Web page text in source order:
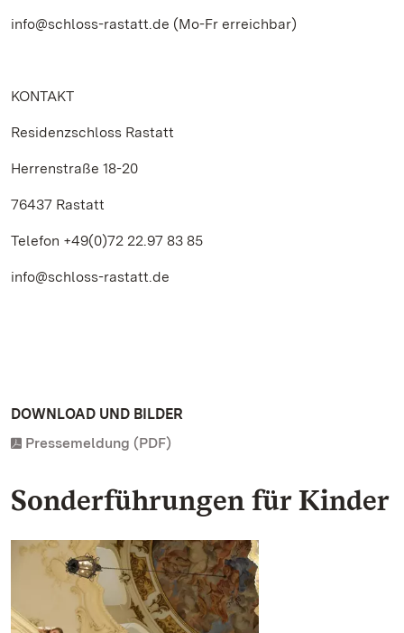
info@schloss-rastatt.de (Mo-Fr erreichbar)
KONTAKT
Residenzschloss Rastatt
Herrenstraße 18-20
76437 Rastatt
Telefon +49(0)72 22.97 83 85
info@schloss-rastatt.de
DOWNLOAD UND BILDER
Pressemeldung (PDF)
Sonderführungen für Kinder